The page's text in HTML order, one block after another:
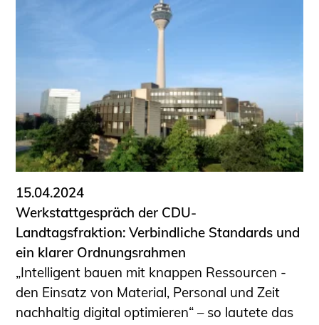
15.04.2024
Werkstattgespräch der CDU-
Landtagsfraktion: Verbindliche Standards und
ein klarer Ordnungsrahmen
„Intelligent bauen mit knappen Ressourcen -
den Einsatz von Material, Personal und Zeit
nachhaltig digital optimieren“ – so lautete das